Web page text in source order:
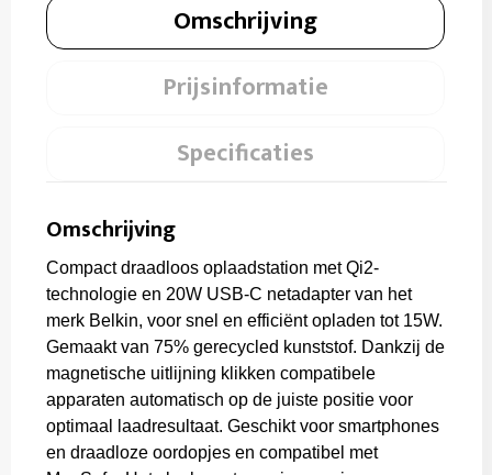
Omschrijving
Prijsinformatie
Specificaties
Omschrijving
Compact draadloos oplaadstation met Qi2-
technologie en 20W USB-C netadapter van het
merk Belkin, voor snel en efficiënt opladen tot 15W.
Gemaakt van 75% gerecycled kunststof. Dankzij de
magnetische uitlijning klikken compatibele
apparaten automatisch op de juiste positie voor
optimaal laadresultaat. Geschikt voor smartphones
en draadloze oordopjes en compatibel met